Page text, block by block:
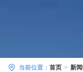
当前位置： 首页 > 新